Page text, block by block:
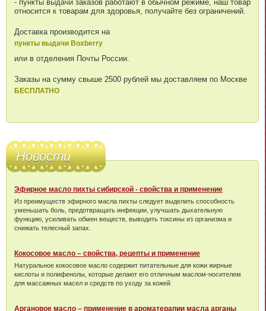
- пункты выдачи заказов работают в обычном режиме, наш товар
относится к товарам для здоровья, получайте без ограничений.
Доставка производится на
пункты выдачи Boxberry
или в отделения Почты России.
Заказы на сумму свыше 2500 рублей мы доставляем по Москве
БЕСПЛАТНО
Новости
Эфирное масло пихты сибирской - свойства и применение
Из преимуществ эфирного масла пихты следует выделить способность
уменьшать боль, предотвращать инфекции, улучшать дыхательную
функцию, усиливать обмен веществ, выводить токсины из организма и
снижать телесный запах.
Кокосовое масло – свойства, рецепты и применение
Натуральное кокосовое масло содержит питательные для кожи жирные
кислоты и полифенолы, которые делают его отличным маслом-носителем
для массажных масел и средств по уходу за кожей
Аргановое масло – применение в ароматерапии масла арганы